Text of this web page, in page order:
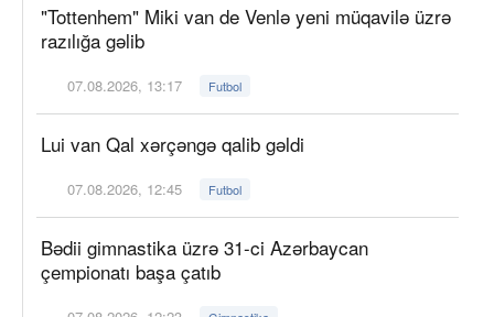
"Tottenhem" Miki van de Venlə yeni müqavilə üzrə
razılığa gəlib
07.08.2026, 13:17 Futbol
Lui van Qal xərçəngə qalib gəldi
07.08.2026, 12:45 Futbol
Bədii gimnastika üzrə 31-ci Azərbaycan
çempionatı başa çatıb